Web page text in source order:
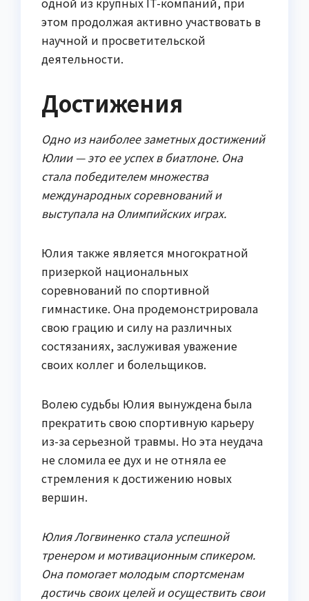
этом продолжая активно участвовать в
научной и просветительской
деятельности.
Достижения
Одно из наиболее заметных достижений
Юлии — это ее успех в биатлоне. Она
стала победителем множества
международных соревнований и
выступала на Олимпийских играх.
Юлия также является многократной
призеркой национальных
соревнований по спортивной
гимнастике. Она продемонстрировала
свою грацию и силу на различных
состязаниях, заслуживая уважение
своих коллег и болельщиков.
Волею судьбы Юлия вынуждена была
прекратить свою спортивную карьеру
из-за серьезной травмы. Но эта неудача
не сломила ее дух и не отняла ее
стремления к достижению новых
вершин.
Юлия Логвиненко стала успешной
тренером и мотивационным спикером.
Она помогает молодым спортсменам
достичь своих целей и осуществить свои